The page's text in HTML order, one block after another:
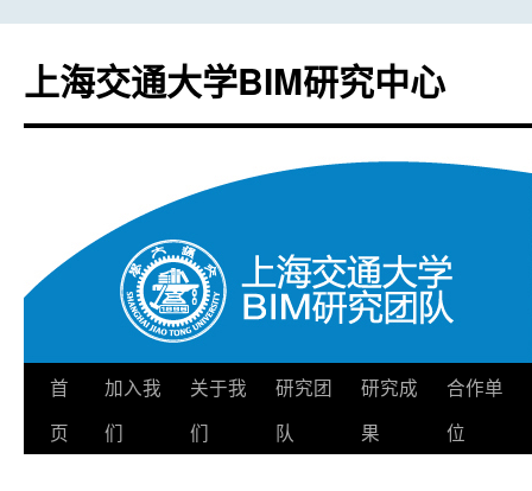
上海交通大学BIM研究中心
跳
至
首
页
加入我
们
关于我
们
研究团
队
研究成
果
合作单
位